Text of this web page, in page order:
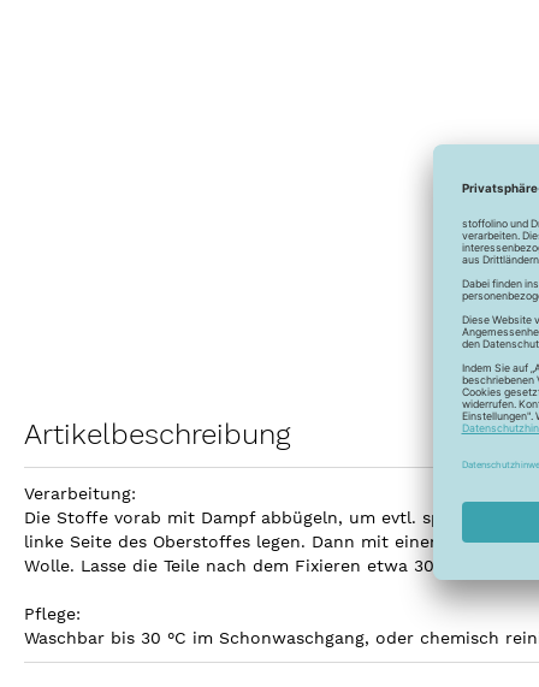
Artikelbeschreibung
Verarbeitung:
Die Stoffe vorab mit Dampf abbügeln, um evtl. späteres
linke Seite des Oberstoffes legen. Dann mit einem
Wolle. Lasse die Teile nach dem Fixieren etwa 30 Minuten
Pflege:
Waschbar bis 30 °C im Schonwaschgang, oder chemisch